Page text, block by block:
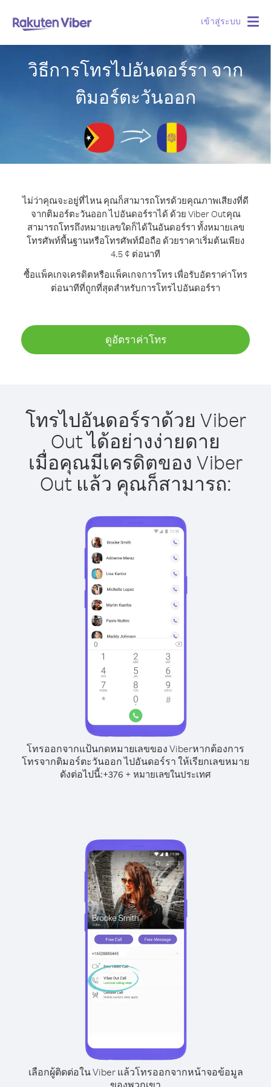
เข้าสู่ระบบ
วิธีการโทรไปอันดอร์รา จาก
ติมอร์ตะวันออก
ไม่ว่าคุณจะอยู่ที่ไหน คุณก็สามารถโทรด้วยคุณภาพเสียงที่ดี
จากติมอร์ตะวันออก ไปอันดอร์ราได้ ด้วย Viber Outคุณ
สามารถโทรถึงหมายเลขใดก็ได้ในอันดอร์รา ทั้งหมายเลข
โทรศัพท์พื้นฐานหรือโทรศัพท์มือถือ ด้วยราคาเริ่มต้นเพียง
4.5 ¢ ต่อนาที
ซื้อแพ็คเกจเครดิตหรือแพ็คเกจการโทร เพื่อรับอัตราค่าโทร
ต่อนาทีที่ถูกที่สุดสำหรับการโทรไปอันดอร์รา
ดูอัตราค่าโทร
โทรไปอันดอร์ราด้วย Viber
Out ได้อย่างง่ายดาย
เมื่อคุณมีเครดิตของ Viber
Out แล้ว คุณก็สามารถ:
โทรออกจากแป้นกดหมายเลขของ Viberหากต้องการ
โทรจากติมอร์ตะวันออก ไปอันดอร์รา ให้เรียกเลขหมาย
ดังต่อไปนี้:+376 + หมายเลขในประเทศ
เลือกผู้ติดต่อใน Viber แล้วโทรออกจากหน้าจอข้อมูล
ของพวกเขา